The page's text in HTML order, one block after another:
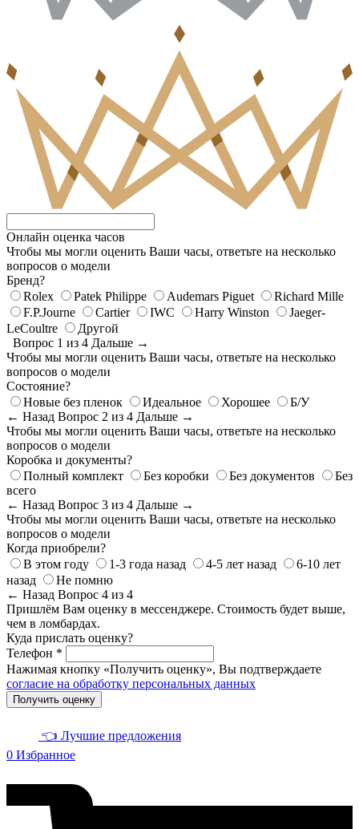
Онлайн оценка часов
Чтобы мы могли оценить Ваши часы, ответьте на несколько
вопросов о модели
Бренд?
Rolex
Patek Philippe Audemars Piguet
Richard Mille
F.P.Journe
Cartier IWC Harry Winston
Jaeger-
LeCoultre
Другой
Вопрос 1 из 4 Дальше →
Чтобы мы могли оценить Ваши часы, ответьте на несколько
вопросов о модели
Состояние?
Новые без пленок
Идеальное Хорошее
Б/У
← Назад Вопрос 2 из 4 Дальше →
Чтобы мы могли оценить Ваши часы, ответьте на несколько
вопросов о модели
Коробка и документы?
Полный комплект
Без коробки Без документов
Без
всего
← Назад Вопрос 3 из 4 Дальше →
Чтобы мы могли оценить Ваши часы, ответьте на несколько
вопросов о модели
Когда приобрели?
В этом году
1-3 года назад 4-5 лет назад
6-10 лет
назад
Не помню
← Назад Вопрос 4 из 4
Пришлём Вам оценку в мессенджере. Стоимость будет выше,
чем в ломбардах.
Куда прислать оценку?
Телефон *
Нажимая кнопку «Получить оценку», Вы подтверждаете
согласие на обработку персональных данных
Получить оценку
👈 Лучшие предложения
0 Избранное